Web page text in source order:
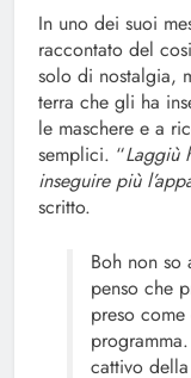
In uno dei suoi
raccontato del
solo di nostalgia,
terra che gli ha
le maschere e a
semplici. “Laggiù
inseguire più
scritto.
Boh non so
penso che
preso
cattivo